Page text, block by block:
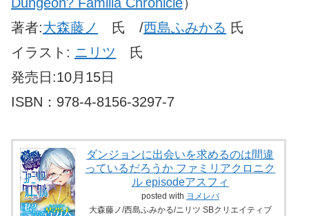
著者:大森藤ノ 氏 /西島ふみかる 氏
イラスト: ニリツ 氏
発売日:10月15日
ISBN：978-4-8156-3297-7
ダンジョンに出会いを求めるのは間違
っているだろうか ファミリアクロニク
ル episodeアスフィ
posted with ヨメレバ
大森藤ノ/西島ふみかる/ニリツ SBクリエイティブ